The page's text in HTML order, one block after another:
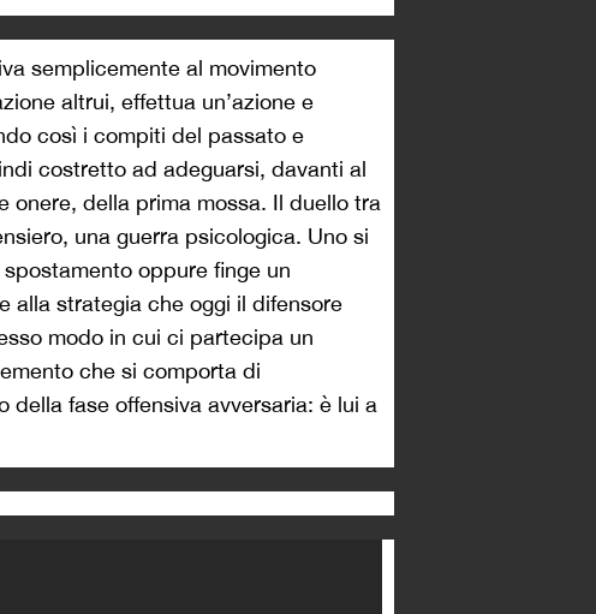
semplicemente al movimento
altrui, effettua un’azione e
così i compiti del passato e
costretto ad adeguarsi, davanti al
onere, della prima mossa. Il duello tra
una guerra psicologica. Uno si
oppure finge un
alla strategia che oggi il difensore
modo in cui ci partecipa un
che si comporta di
della fase offensiva avversaria: è lui a